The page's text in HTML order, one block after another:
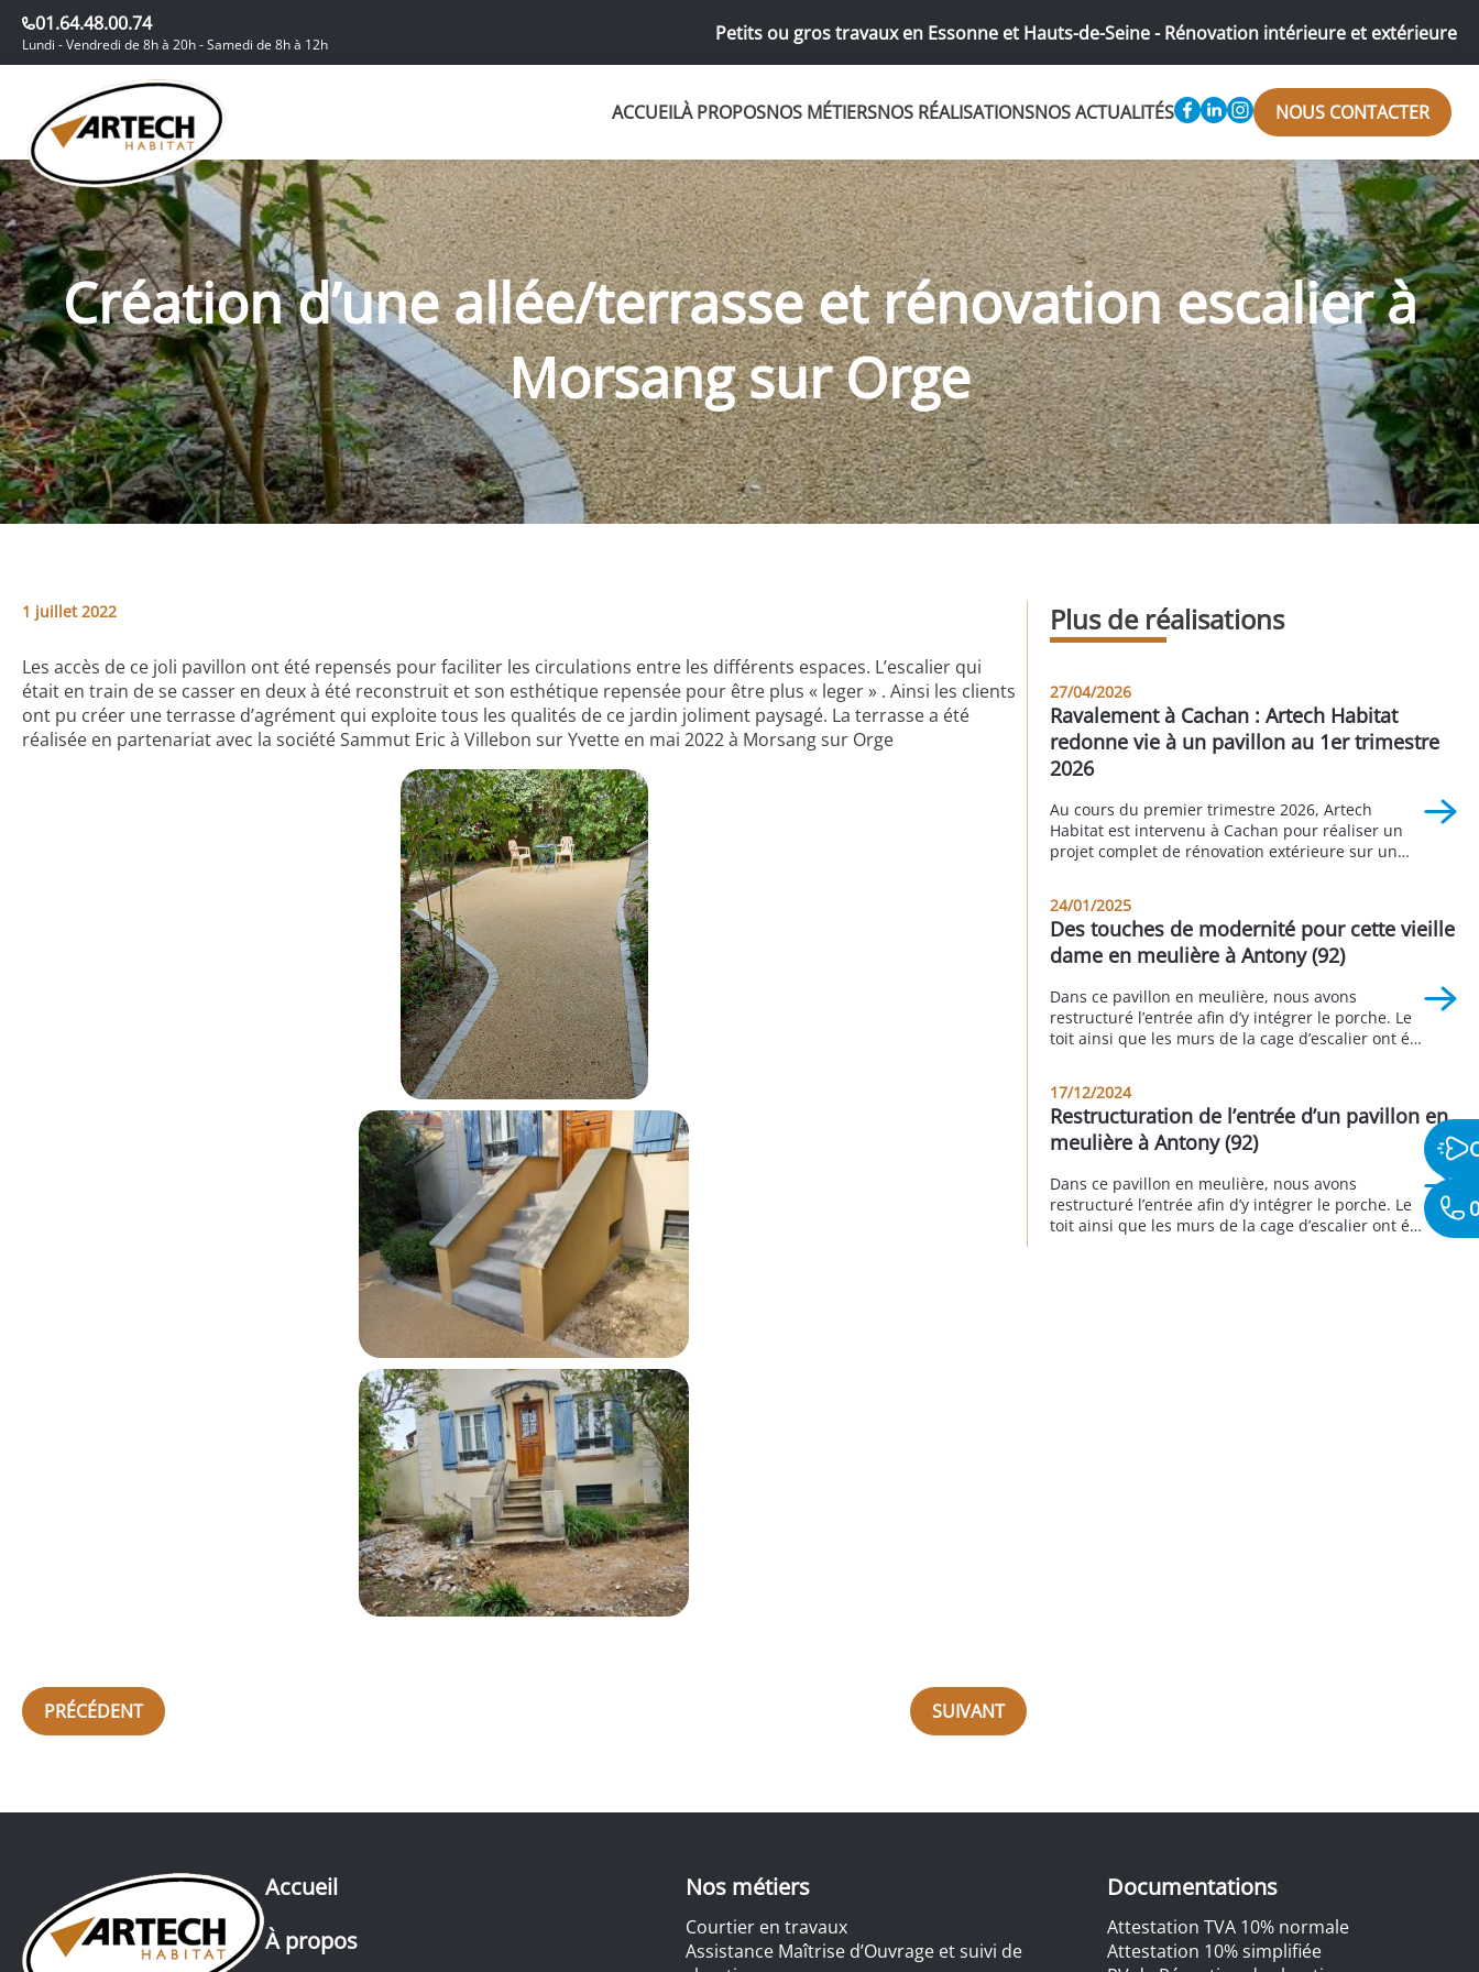
01.64.48.00.74
Lundi - Vendredi de 8h à 20h - Samedi de 8h à 12h Petits ou gros travaux en Essonne et Hauts-de-Seine - Rénovation intérieure et extérieure
ACCUEILÀ PROPOSNOS MÉTIERSNOS RÉALISATIONSNOS ACTUALITÉS NOUS CONTACTER
Création d’une allée/terrasse et rénovation escalier à
Morsang sur Orge
1 juillet 2022
Les accès de ce joli pavillon ont été repensés pour faciliter les circulations entre les différents espaces. L’escalier qui
était en train de se casser en deux à été reconstruit et son esthétique repensée pour être plus « leger » . Ainsi les clients
ont pu créer une terrasse d’agrément qui exploite tous les qualités de ce jardin joliment paysagé. La terrasse a été
réalisée en partenariat avec la société Sammut Eric à Villebon sur Yvette en mai 2022 à Morsang sur Orge
PRÉCÉDENT SUIVANT
Plus de réalisations
27/04/2026
Ravalement à Cachan : Artech Habitat
redonne vie à un pavillon au 1er trimestre
2026
Au cours du premier trimestre 2026, Artech
Habitat est intervenu à Cachan pour réaliser un
projet complet de rénovation extérieure sur un
pensé pour valoriser un bien immobilier,
améliorer sa durabilité et moderniser son
apparence. Grâce à une intervention globale
24/01/2025
Des touches de modernité pour cette vieille
dame en meulière à Antony (92)
Dans ce pavillon en meulière, nous avons
restructuré l’entrée afin d’y intégrer le porche. Le
toit ainsi que les murs de la cage d’escalier ont été
remplacé la porte de garage et la porte d’entrée. A
Antony 3eme trimestre 2024.
17/12/2024
Restructuration de l’entrée d’un pavillon en
meulière à Antony (92)
Dans ce pavillon en meulière, nous avons
restructuré l’entrée afin d’y intégrer le porche. Le
toit ainsi que les murs de la cage d’escalier ont été
Accueil
À propos
Nos métiers
Courtier en travaux
Assistance Maîtrise d’Ouvrage et suivi de
Documentations
Attestation TVA 10% normale
Attestation 10% simplifiée